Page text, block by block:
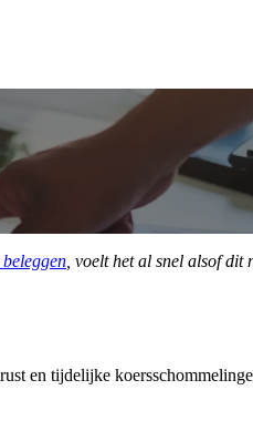
, voelt het al snel alsof
en tijdelijke